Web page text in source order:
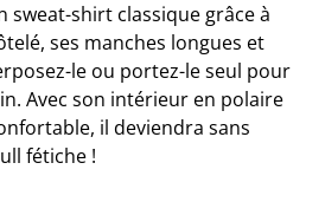
sweat-shirt classique grâce à
ses manches longues et
le ou portez-le seul pour
Avec son intérieur en polaire
il deviendra sans
fétiche !